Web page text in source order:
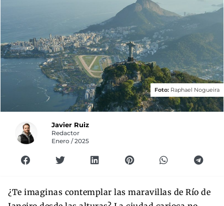
Foto: Raphael Nogueira
Javier Ruiz
Redactor
Enero / 2025
¿Te imaginas contemplar las maravillas de Río de